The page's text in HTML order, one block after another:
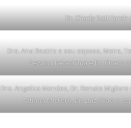
Dr. Chady Satt
Dra. Ana Beatriz e seu esposo, Meire,
Newton Takashima e Dr. Chady
Dra. Angelica Mendes, Dr. Renato Migliore
Tatiana Migliore, Dr. Luiz Akao e